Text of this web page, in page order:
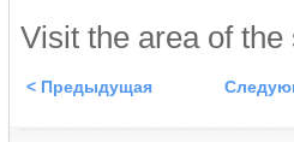
Visit the area of
< Предыдущая